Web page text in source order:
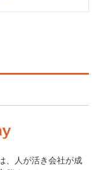
、人が活き会社が成